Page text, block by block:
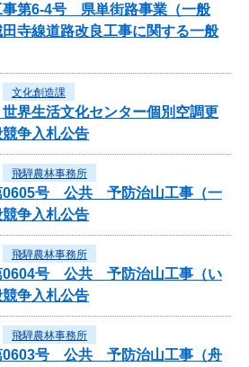
事第6-4号 県単街路事業（一般
寺線道路改良工事に関する一般
文化創造課
世界生活文化センター個別空調更
争入札公告
飛騨農林事務所
0605号 公共 予防治山工事（一
争入札公告
飛騨農林事務所
0604号 公共 予防治山工事（い
争入札公告
飛騨農林事務所
0603号 公共 予防治山工事（舟